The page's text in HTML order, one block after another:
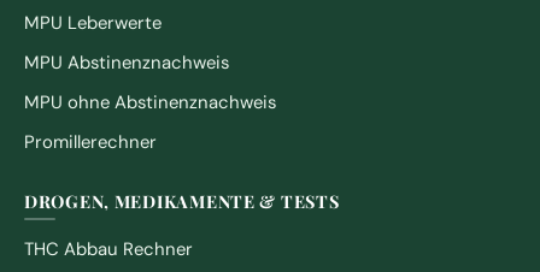
MPU Leberwerte
MPU Abstinenznachweis
MPU ohne Abstinenznachweis
Promillerechner
DROGEN, MEDIKAMENTE & TESTS
THC Abbau Rechner